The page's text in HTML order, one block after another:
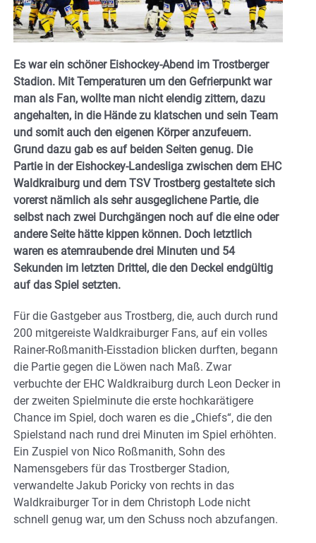
Es war ein schöner Eishockey-Abend im Trostberger
Stadion. Mit Temperaturen um den Gefrierpunkt war
man als Fan, wollte man nicht elendig zittern, dazu
angehalten, in die Hände zu klatschen und sein Team
und somit auch den eigenen Körper anzufeuern.
Grund dazu gab es auf beiden Seiten genug. Die
Partie in der Eishockey-Landesliga zwischen dem EHC
Waldkraiburg und dem TSV Trostberg gestaltete sich
vorerst nämlich als sehr ausgeglichene Partie, die
selbst nach zwei Durchgängen noch auf die eine oder
andere Seite hätte kippen können. Doch letztlich
waren es atemraubende drei Minuten und 54
Sekunden im letzten Drittel, die den Deckel endgültig
auf das Spiel setzten.
Für die Gastgeber aus Trostberg, die, auch durch rund
200 mitgereiste Waldkraiburger Fans, auf ein volles
Rainer-Roßmanith-Eisstadion blicken durften, begann
die Partie gegen die Löwen nach Maß. Zwar
verbuchte der EHC Waldkraiburg durch Leon Decker in
der zweiten Spielminute die erste hochkarätigere
Chance im Spiel, doch waren es die „Chiefs“, die den
Spielstand nach rund drei Minuten im Spiel erhöhten.
Ein Zuspiel von Nico Roßmanith, Sohn des
Namensgebers für das Trostberger Stadion,
verwandelte Jakub Poricky von rechts in das
Waldkraiburger Tor in dem Christoph Lode nicht
schnell genug war, um den Schuss noch abzufangen.